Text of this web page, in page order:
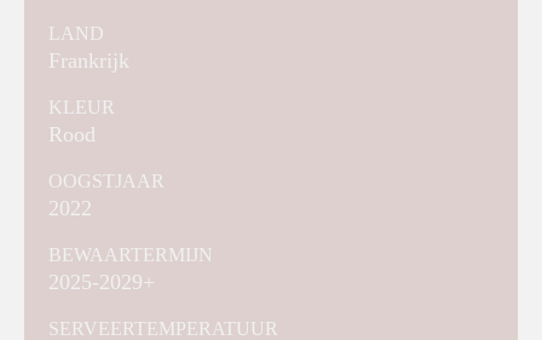
LAND
Frankrijk
KLEUR
Rood
OOGSTJAAR
2022
BEWAARTERMIJN
2025-2029+
SERVEERTEMPERATUUR